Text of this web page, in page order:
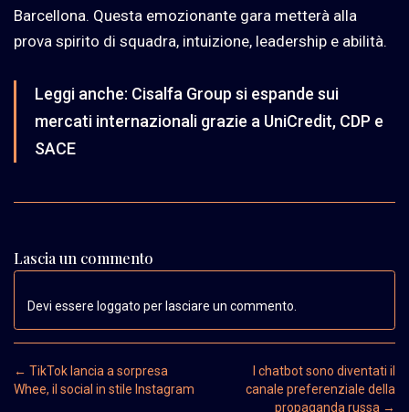
Barcellona. Questa emozionante gara metterà alla
prova spirito di squadra, intuizione, leadership e abilità.
Leggi anche: Cisalfa Group si espande sui
mercati internazionali grazie a UniCredit, CDP e
SACE
Lascia un commento
Devi essere loggato per lasciare un commento.
Post navigation
← TikTok lancia a sorpresa
Whee, il social in stile Instagram
I chatbot sono diventati il
canale preferenziale della
propaganda russa →